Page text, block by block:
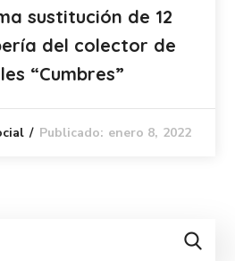
sustitución de 12
del colector de
“Cumbres”
Publicado: enero 8, 2022